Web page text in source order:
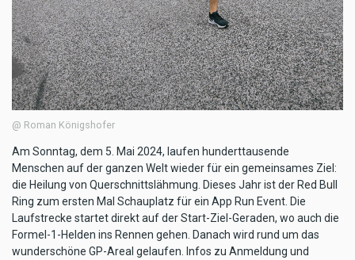
@ Roman Königshofer
Am Sonntag, dem 5. Mai 2024, laufen hunderttausende
Menschen auf der ganzen Welt wieder für ein gemeinsames Ziel:
die Heilung von Querschnittslähmung. Dieses Jahr ist der Red Bull
Ring zum ersten Mal Schauplatz für ein App Run Event. Die
Laufstrecke startet direkt auf der Start-Ziel-Geraden, wo auch die
Formel-1-Helden ins Rennen gehen. Danach wird rund um das
wunderschöne GP-Areal gelaufen. Infos zu Anmeldung und